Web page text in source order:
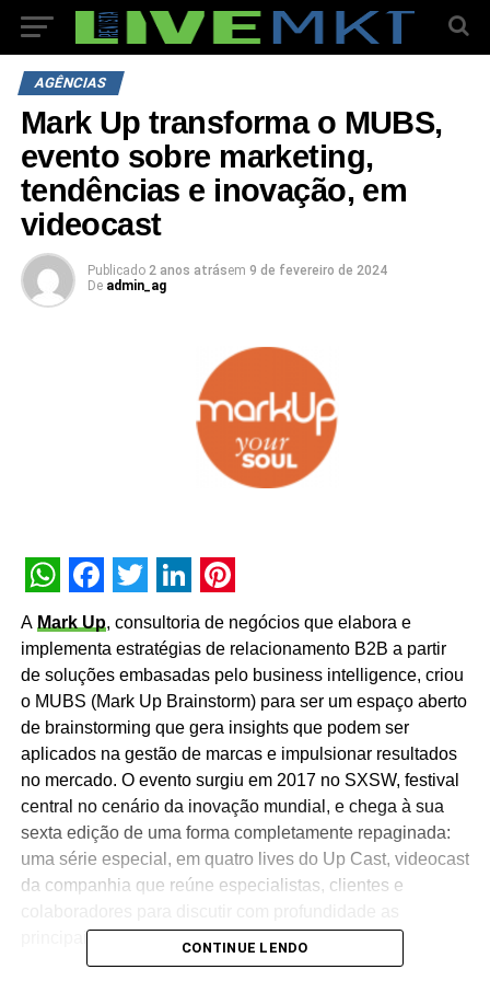
AGÊNCIAS
Mark Up transforma o MUBS,
evento sobre marketing,
tendências e inovação, em
videocast
Publicado 2 anos atrásem 9 de fevereiro de 2024
De admin_ag
WhatsApp
Facebook
Twitter
LinkedIn
Pinterest
A Mark Up, consultoria de negócios que elabora e
implementa estratégias de relacionamento B2B a partir
de soluções embasadas pelo business intelligence, criou
o MUBS (Mark Up Brainstorm) para ser um espaço aberto
de brainstorming que gera insights que podem ser
aplicados na gestão de marcas e impulsionar resultados
no mercado. O evento surgiu em 2017 no SXSW, festival
central no cenário da inovação mundial, e chega à sua
sexta edição de uma forma completamente repaginada:
uma série especial, em quatro lives do Up Cast, videocast
da companhia que reúne especialistas, clientes e
principais tendências da sociedade e indústria.
CONTINUE LENDO